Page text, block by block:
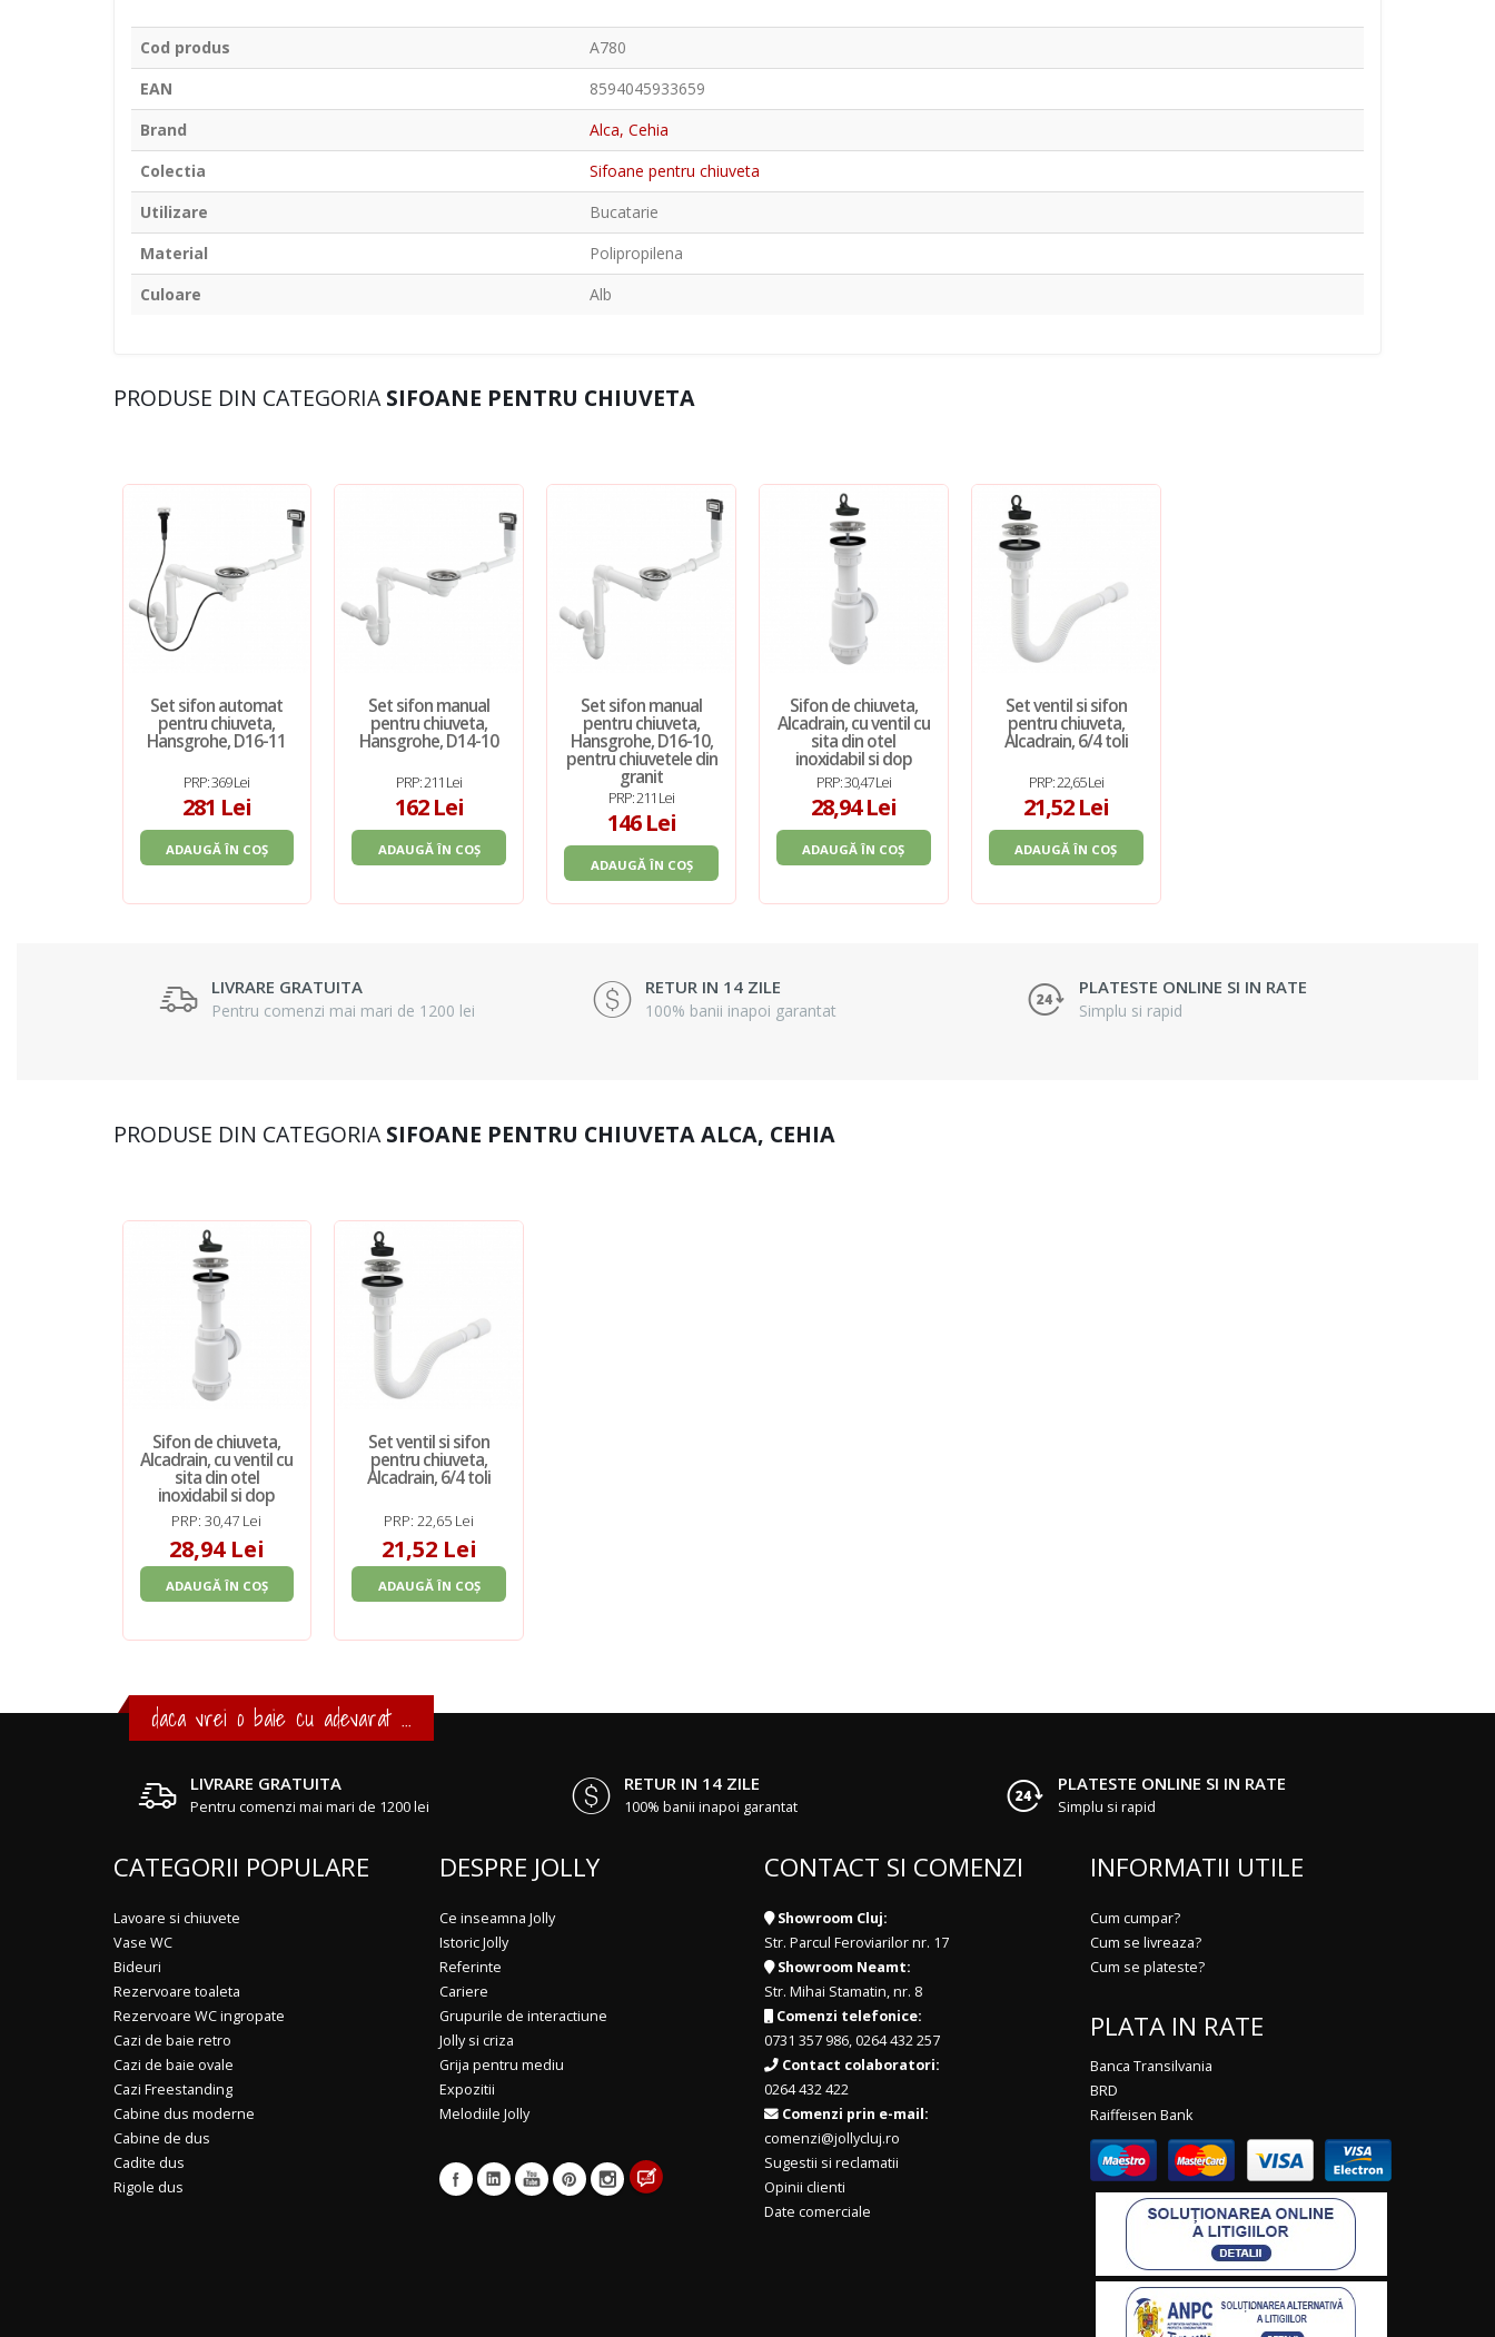
Cod produs
A780
EAN
8594045933659
Brand
Alca, Cehia
Colectia
Sifoane pentru chiuveta
Utilizare
Bucatarie
Material
Polipropilena
Culoare
Alb
PRODUSE DIN CATEGORIASIFOANE PENTRU CHIUVETA
Set sifon automat
pentru chiuveta,
Hansgrohe, D16-11
PRP: 369 Lei
281 Lei
ADAUGĂ ÎN COȘ
Set sifon manual
pentru chiuveta,
Hansgrohe, D14-10
PRP: 211 Lei
162 Lei
ADAUGĂ ÎN COȘ
Set sifon manual
pentru chiuveta,
Hansgrohe, D16-10,
pentru chiuvetele din
granit
PRP: 211 Lei
146 Lei
ADAUGĂ ÎN COȘ
Sifon de chiuveta,
Alcadrain, cu ventil cu
sita din otel
inoxidabil si dop
PRP: 30,47 Lei
28,94 Lei
ADAUGĂ ÎN COȘ
Set ventil si sifon
pentru chiuveta,
Alcadrain, 6/4 toli
PRP: 22,65 Lei
21,52 Lei
ADAUGĂ ÎN COȘ
LIVRARE GRATUITA
Pentru comenzi mai mari de 1200 lei
RETUR IN 14 ZILE
100% banii inapoi garantat
PLATESTE ONLINE SI IN RATE
Simplu si rapid
PRODUSE DIN CATEGORIASIFOANE PENTRU CHIUVETA ALCA, CEHIA
Sifon de chiuveta,
Alcadrain, cu ventil cu
sita din otel
inoxidabil si dop
PRP: 30,47 Lei
28,94 Lei
ADAUGĂ ÎN COȘ
Set ventil si sifon
pentru chiuveta,
Alcadrain, 6/4 toli
PRP: 22,65 Lei
21,52 Lei
ADAUGĂ ÎN COȘ
daca vrei o baie cu adevarat ...
LIVRARE GRATUITA
Pentru comenzi mai mari de 1200 lei
RETUR IN 14 ZILE
100% banii inapoi garantat
PLATESTE ONLINE SI IN RATE
Simplu si rapid
CATEGORII POPULARE
Lavoare si chiuvete
Vase WC
Bideuri
Rezervoare toaleta
Rezervoare WC ingropate
Cazi de baie retro
Cazi de baie ovale
Cazi Freestanding
Cabine dus moderne
Cabine de dus
Cadite dus
Rigole dus
DESPRE JOLLY
Ce inseamna Jolly
Istoric Jolly
Referinte
Cariere
Grupurile de interactiune
Jolly si criza
Grija pentru mediu
Expozitii
Melodiile Jolly
CONTACT SI COMENZI
Showroom Cluj:
Str. Parcul Feroviarilor nr. 17
Showroom Neamt:
Str. Mihai Stamatin, nr. 8
Comenzi telefonice:
0731 357 986,0264 432 257
Contact colaboratori:
0264 432 422
Comenzi prin e-mail:
comenzi@jollycluj.ro
Sugestii si reclamatii
Opinii clienti
Date comerciale
INFORMATII UTILE
Cum cumpar?
Cum se livreaza?
Cum se plateste?
PLATA IN RATE
Banca Transilvania
BRD
Raiffeisen Bank